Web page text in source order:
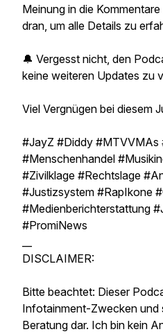
Meinung in die
dran, um alle Details zu
🔔 Vergesst nicht, den
keine weiteren Updates zu
Viel Vergnügen bei diesem
#JayZ #Diddy #MTVVMAs
#Menschenhandel
#Zivilklage #Rechtslage
#Justizsystem #RapIkone
#Medienberichterstattung
#PromiNews
DISCLAIMER:
Bitte beachtet: Dieser
Infotainment-Zwecken und
Beratung dar. Ich bin kein